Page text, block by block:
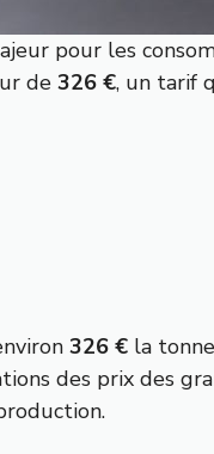
pour les
de 326 €, un tarif
326 € la
des prix des